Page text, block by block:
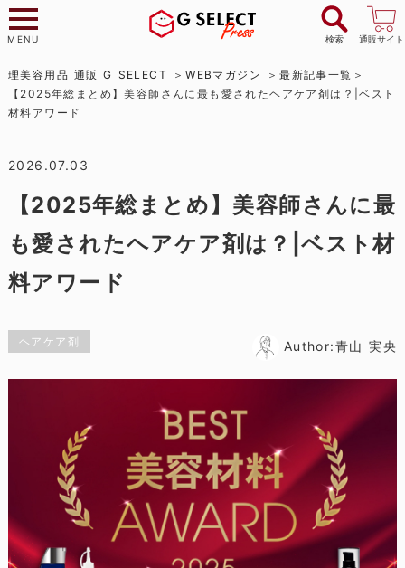
MENU 検索 通販サイト
理美容用品 通販 G SELECT WEBマガジン
最新記事一覧
【2025年総まとめ】美容師さんに最も愛されたヘアケア剤は？|ベスト
材料アワード
2026.07.03
【2025年総まとめ】美容師さんに最
も愛されたヘアケア剤は？|ベスト材
料アワード
ヘアケア剤 Author:青山 実央